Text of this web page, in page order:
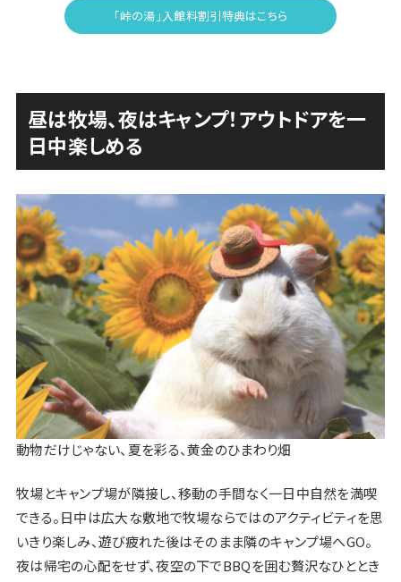
「峠の湯」入館料割引特典はこちら
昼は牧場、夜はキャンプ！アウトドアを一
日中楽しめる
動物だけじゃない、夏を彩る、黄金のひまわり畑
牧場とキャンプ場が隣接し、移動の手間なく一日中自然を満喫
できる。日中は広大な敷地で牧場ならではのアクティビティを思
いきり楽しみ、遊び疲れた後はそのまま隣のキャンプ場へGO。
夜は帰宅の心配をせず、夜空の下でBBQを囲む贅沢なひととき